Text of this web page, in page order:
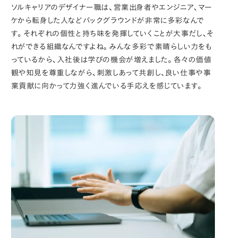
ソルキャリアのデザイナー職は、営業出身者やエンジニア、マー
ケから転身した人などバックグラウンドが非常に多彩なんで
す。それぞれの個性と持ち味を発揮していくことが大事だし、そ
れができる組織なんですよね。みんな多彩で素晴らしい力をも
っているから、入社後は学びの機会が増えました。各々の価値
観や知見を尊重しながら、刺激しあって共創し、良い仕事や事
業貢献に向かって力強く進んでいる手応えを感じています。